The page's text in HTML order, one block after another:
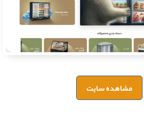
مشاهده سایت